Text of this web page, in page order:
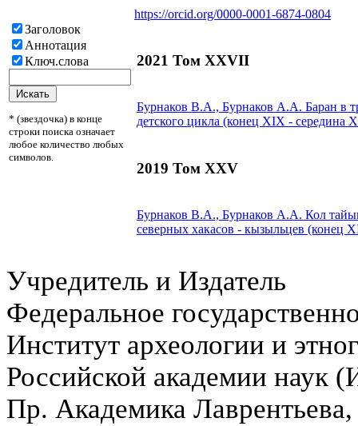
Заголовок
Аннотация
Ключ.слова
* (звездочка) в конце
строки поиска означает
любое количество любых
символов.
https://orcid.org/0000-0001-6874-0804
2021 Том XXVII
Бурнаков В.А., Бурнаков А.А. Баран в
детского цикла (конец XIX - середина
2019 Том XXV
Бурнаков В.А., Бурнаков А.А. Кол
северных хакасов - кызыльцев (конец
Учредитель и Издатель
Федеральное
Институт археологии и
Российской академии
Пр. Академика